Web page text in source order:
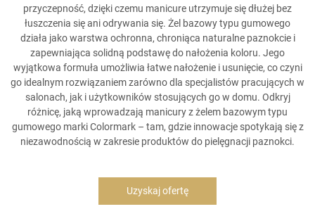
przyczepność, dzięki czemu manicure utrzymuje się dłużej bez
łuszczenia się ani odrywania się. Żel bazowy typu gumowego
działa jako warstwa ochronna, chroniąca naturalne paznokcie i
zapewniająca solidną podstawę do nałożenia koloru. Jego
wyjątkowa formuła umożliwia łatwe nałożenie i usunięcie, co czyni
go idealnym rozwiązaniem zarówno dla specjalistów pracujących w
salonach, jak i użytkowników stosujących go w domu. Odkryj
różnicę, jaką wprowadzają manicury z żelem bazowym typu
gumowego marki Colormark – tam, gdzie innowacje spotykają się z
niezawodnością w zakresie produktów do pielęgnacji paznokci.
Uzyskaj ofertę